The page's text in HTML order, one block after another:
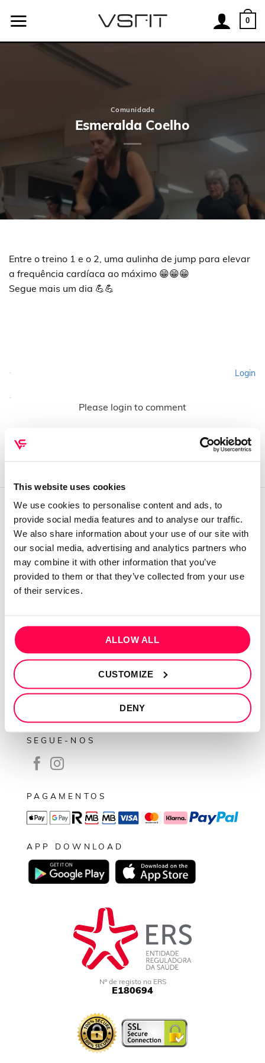
This website uses cookies
We use cookies to personalise content and ads, to
provide social media features and to analyse our traffic.
We also share information about your use of our site with
our social media, advertising and analytics partners who
may combine it with other information that you’ve
provided to them or that they’ve collected from your use
of their services.
ALLOW ALL
CUSTOMIZE
DENY
0
Comunidade
Esmeralda Coelho
Entre o treino 1 e o 2, uma aulinha de jump para elevar
a frequência cardíaca ao máximo 😁😁😁
Segue mais um dia 💪💪
Login
Please login to comment
QUEM SOMOS
Sobre mim
Contactos
Conta cliente
Política de privacidade
Termos e condições
Resolução de conflitos
SEGUE-NOS
PAGAMENTOS
APP DOWNLOAD
Nº de registo na ERS
E180694